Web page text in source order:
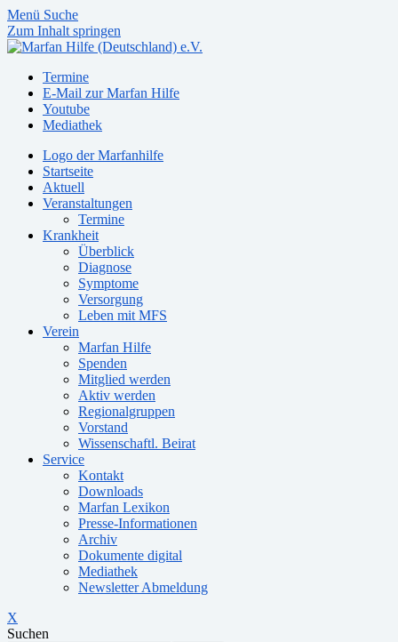
Menü Suche
Zum Inhalt springen
Termine
E-Mail zur Marfan Hilfe
Youtube
Mediathek
Logo der Marfanhilfe
Startseite
Aktuell
Veranstaltungen
Termine
Krankheit
Überblick
Diagnose
Symptome
Versorgung
Leben mit MFS
Verein
Marfan Hilfe
Spenden
Mitglied werden
Aktiv werden
Regionalgruppen
Vorstand
Wissenschaftl. Beirat
Service
Kontakt
Downloads
Marfan Lexikon
Presse-Informationen
Archiv
Dokumente digital
Mediathek
Newsletter Abmeldung
X
Suchen